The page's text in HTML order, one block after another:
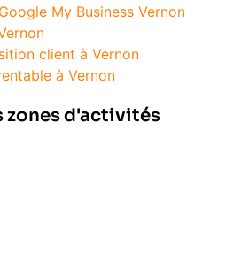
My Business Vernon
client à Vernon
à Vernon
zones d'activités